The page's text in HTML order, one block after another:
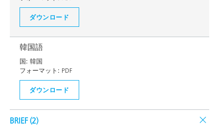
ダウンロード
韓国語
国: 韓国
フォーマット: PDF
ダウンロード
BRIEF (2)